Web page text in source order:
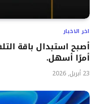
اخر الاخبار
أصبح استبدال باقة
أمرًا أسهل.
23 أبريل, 2026